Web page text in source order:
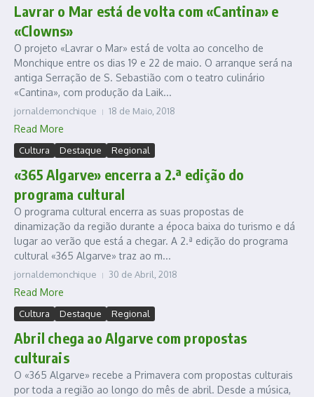
Lavrar o Mar está de volta com «Cantina» e
«Clowns»
O projeto «Lavrar o Mar» está de volta ao concelho de
Monchique entre os dias 19 e 22 de maio. O arranque será na
antiga Serração de S. Sebastião com o teatro culinário
«Cantina», com produção da Laik...
jornaldemonchique 18 de Maio, 2018
Read More
Cultura Destaque Regional
«365 Algarve» encerra a 2.ª edição do
programa cultural
O programa cultural encerra as suas propostas de
dinamização da região durante a época baixa do turismo e dá
lugar ao verão que está a chegar. A 2.ª edição do programa
cultural «365 Algarve» traz ao m...
jornaldemonchique 30 de Abril, 2018
Read More
Cultura Destaque Regional
Abril chega ao Algarve com propostas
culturais
O «365 Algarve» recebe a Primavera com propostas culturais
por toda a região ao longo do mês de abril. Desde a música,